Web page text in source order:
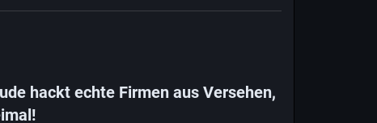
hackt echte Firmen aus Versehen,